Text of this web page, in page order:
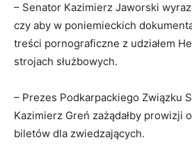
– Senator Kazimierz Jaworski
czy aby w poniemieckich
treści pornograficzne z udziałem
strojach służbowych.
– Prezes Podkarpackiego Związku
Kazimierz Greń zażądałby prowizji
biletów dla zwiedzających.